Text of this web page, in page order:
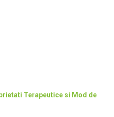
Terapeutice si Mod de